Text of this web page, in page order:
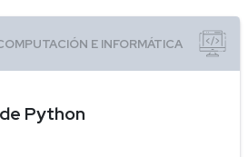
Python